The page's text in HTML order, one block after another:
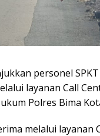
personel
layanan Call
Polres Bima
melalui layanan